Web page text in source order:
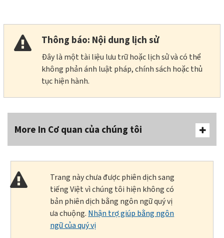
Thông báo: Nội dung lịch sử
Đây là một tài liệu lưu trữ hoặc lịch sử và có thể
không phản ánh luật pháp, chính sách hoặc thủ
tục hiện hành.
More In Cơ quan của chúng tôi
Trang này chưa được phiên dịch sang
tiếng Việt vì chúng tôi hiện không có
bản phiên dịch bằng ngôn ngữ quý vị
ưa chuộng. Nhận trợ giúp bằng ngôn
ngữ của quý vị